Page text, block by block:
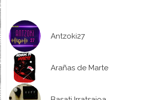
Antzoki27
Arañas de Marte